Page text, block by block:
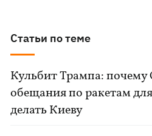
Статьи по теме
Кульбит Трампа:
обещания по ракетам
делать Киеву